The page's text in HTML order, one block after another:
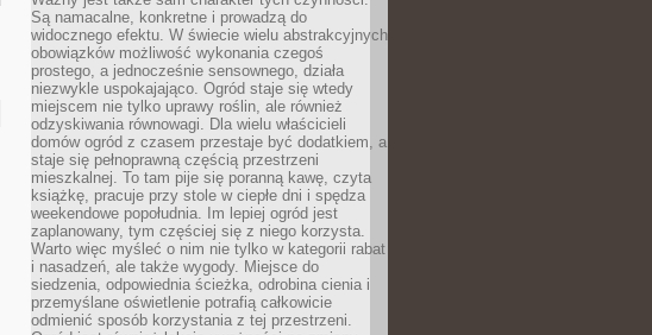
Są namacalne, konkretne i prowadzą do
widocznego efektu. W świecie wielu abstrakcyjnych
obowiązków możliwość wykonania czegoś
prostego, a jednocześnie sensownego, działa
niezwykle uspokajająco. Ogród staje się wtedy
miejscem nie tylko uprawy roślin, ale również
odzyskiwania równowagi. Dla wielu właścicieli
domów ogród z czasem przestaje być dodatkiem, a
staje się pełnoprawną częścią przestrzeni
mieszkalnej. To tam pije się poranną kawę, czyta
książkę, pracuje przy stole w ciepłe dni i spędza
weekendowe popołudnia. Im lepiej ogród jest
zaplanowany, tym częściej się z niego korzysta.
Warto więc myśleć o nim nie tylko w kategorii rabat
i nasadzeń, ale także wygody. Miejsce do
siedzenia, odpowiednia ścieżka, odrobina cienia i
przemyślane oświetlenie potrafią całkowicie
odmienić sposób korzystania z tej przestrzeni.